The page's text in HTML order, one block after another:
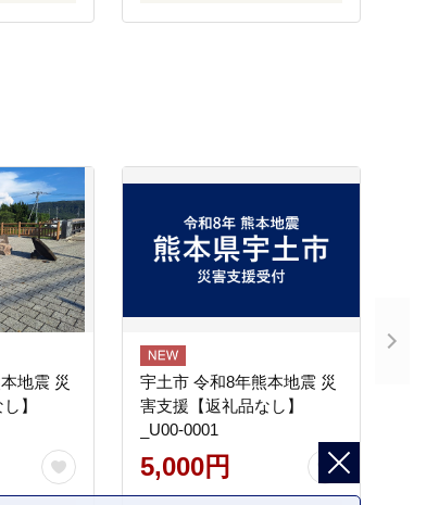
地震 災
】
宇土市 令和8年熊本地震 災
害支援【返礼品なし】
_U00-0001
5,000円